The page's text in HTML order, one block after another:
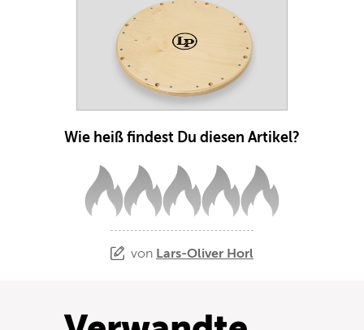
Wie heiß findest Du diesen Artikel?
von Lars-Oliver Horl